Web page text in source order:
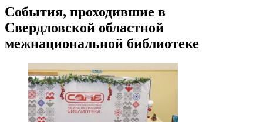
События, проходившие в
Свердловской областной
межнациональной библиотеке